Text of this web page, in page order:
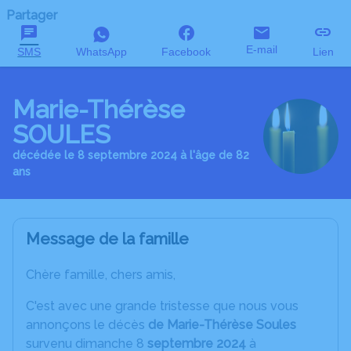
Partager
SMS WhatsApp Facebook E-mail Lien
Marie-Thérèse
SOULES
décédée le 8 septembre 2024 à l'âge de 82
ans
Message de la famille
Chère famille, chers amis,
C'est avec une grande tristesse que nous vous
annonçons le décès de Marie-Thérèse Soules
survenu dimanche 8 septembre 2024 à